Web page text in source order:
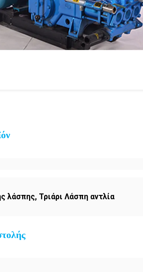
λάσπης, Τριάρι Λάσπη αντλία